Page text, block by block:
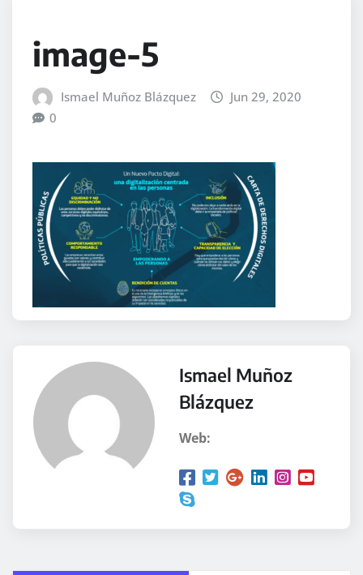
image-5
Ismael Muñoz Blázquez
Jun 29, 2020
0
Ismael Muñoz
Blázquez
Web: